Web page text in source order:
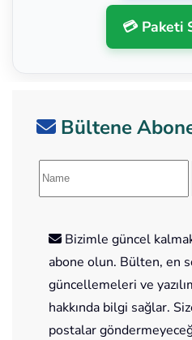
💳 Paketi
Bültene
Bizimle güncel
abone olun. Bülten, en
güncellemeleri ve
hakkında bilgi sağlar.
postalar